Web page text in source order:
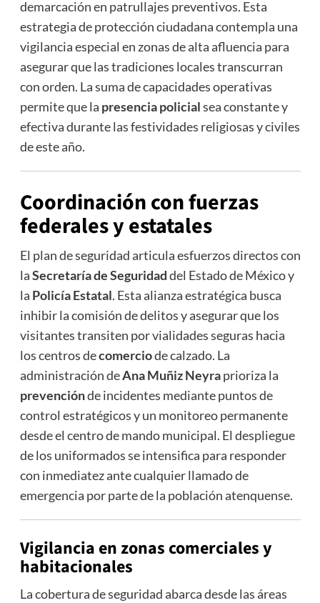
demarcación en patrullajes preventivos. Esta
estrategia de protección ciudadana contempla una
vigilancia especial en zonas de alta afluencia para
asegurar que las tradiciones locales transcurran
con orden. La suma de capacidades operativas
permite que la presencia policialsea constante y
efectiva durante las festividades religiosas y civiles
de este año.
Coordinación confuerzas
federalesy estatales
El plan de seguridad articula esfuerzos directos con
laSecretaría de Seguridaddel Estado de México y
la Policía Estatal. Esta alianza estratégica busca
inhibir la comisión de delitos y asegurar que los
visitantes transiten por vialidades seguras hacia
los centros decomerciode calzado. La
administración deAna Muñiz Neyraprioriza la
prevenciónde incidentes mediante puntos de
control estratégicos y un monitoreo permanente
desde el centro de mando municipal. El despliegue
de los uniformados se intensifica para responder
con inmediatez ante cualquier llamado de
emergencia por parte de la población atenquense.
Vigilancia enzonas comercialesy
habitacionales
La cobertura de seguridad abarca desde las áreas